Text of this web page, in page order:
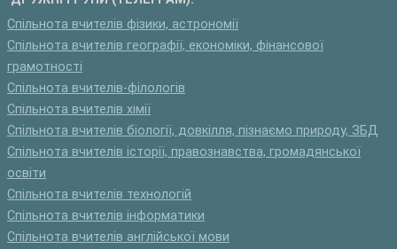
Спільнота вчителів фізики, астрономії
Спільнота вчителів географії, економіки, фінансової
грамотності
Спільнота вчителів-філологів
Спільнота вчителів хімії
Спільнота вчителів біології, довкілля, пізнаємо природу, ЗБД
Спільнота вчителів історії, правознавства, громадянської
освіти
Спільнота вчителів технологій
Спільнота вчителів інформатики
Спільнота вчителів англійської мови